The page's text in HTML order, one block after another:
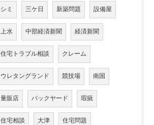
シミ 三ケ日 新築問題 設備屋
上水 中部経済新聞 経済新聞
住宅トラブル相談 クレーム
ウレタングランド 競技場 南国
量販店 バックヤード 瑕疵
住宅相談 大津 住宅問題